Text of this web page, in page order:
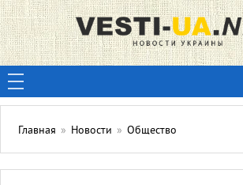
Главная » Новости » Общество